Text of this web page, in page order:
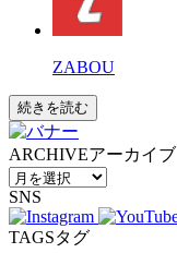
ZABOU
続きを読む
ARCHIVEアーカイブ
SNS
TAGSタグ